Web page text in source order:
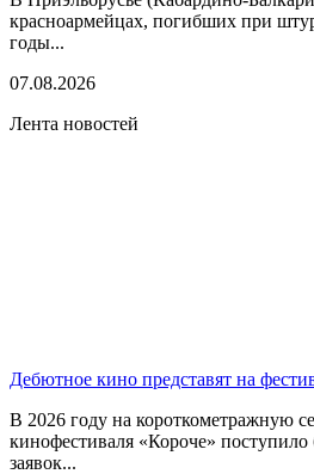
красноармейцах, погибших при
годы...
07.08.2026
Лента новостей
Дебютное кино представят на
В 2026 году на короткометражную
кинофестиваля «Короче» поступило
заявок...